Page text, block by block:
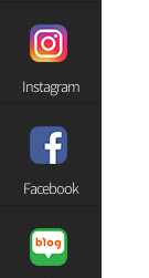
Instagram
Facebook